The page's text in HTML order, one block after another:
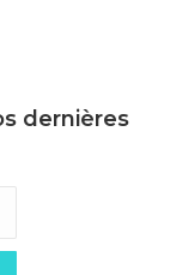
dernières